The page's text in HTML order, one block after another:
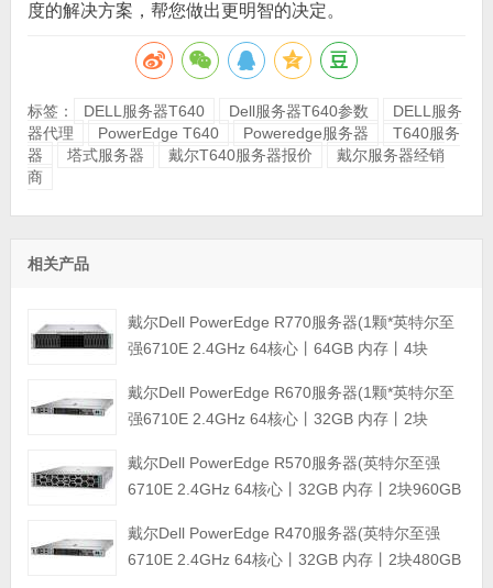
度的解决方案，帮您做出更明智的决定。
标签： DELL服务器T640 Dell服务器T640参数
DELL服务
器代理
PowerEdge T640 Poweredge服务器
T640服务
器
塔式服务器 戴尔T640服务器报价
戴尔服务器经销
商
相关产品
戴尔Dell PowerEdge R770服务器(1颗*英特尔至
强6710E 2.4GHz 64核心丨64GB 内存丨4块
800W双电源丨三年保修)戴尔Dell PowerEdge R670服务器(1颗*英特尔至
强6710E 2.4GHz 64核心丨32GB 内存丨2块
800W双电源丨三年保修)戴尔Dell PowerEdge R570服务器(英特尔至强
6710E 2.4GHz 64核心丨32GB 内存丨2块960GB
源丨三年保修)
戴尔Dell PowerEdge R470服务器(英特尔至强
6710E 2.4GHz 64核心丨32GB 内存丨2块480GB